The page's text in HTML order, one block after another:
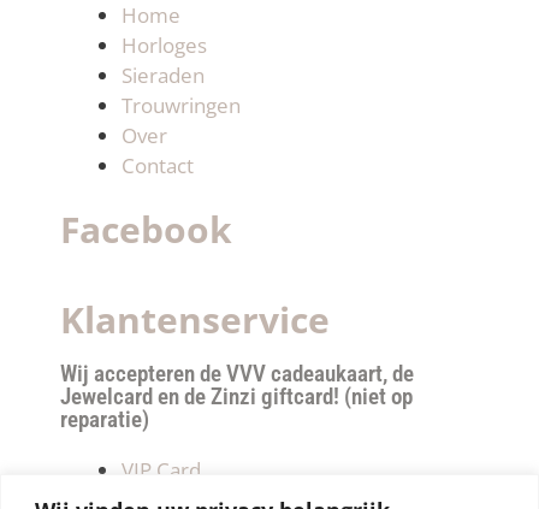
Home
Horloges
Sieraden
Trouwringen
Over
Contact
Facebook
Klantenservice
Wij accepteren de VVV cadeaukaart, de
Jewelcard en de Zinzi giftcard! (niet op
reparatie)
VIP Card
Retourneren